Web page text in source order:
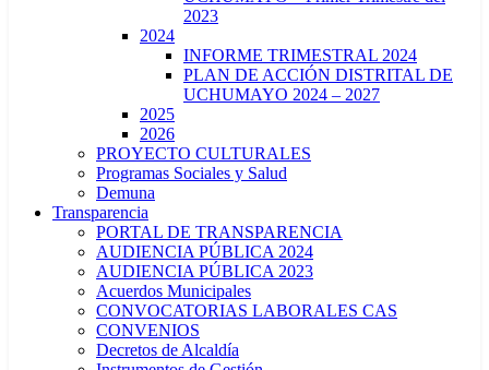
2023
2024
INFORME TRIMESTRAL 2024
PLAN DE ACCIÓN DISTRITAL DE
UCHUMAYO 2024 – 2027
2025
2026
PROYECTO CULTURALES
Programas Sociales y Salud
Demuna
Transparencia
PORTAL DE TRANSPARENCIA
AUDIENCIA PÚBLICA 2024
AUDIENCIA PÚBLICA 2023
Acuerdos Municipales
CONVOCATORIAS LABORALES CAS
CONVENIOS
Decretos de Alcaldía